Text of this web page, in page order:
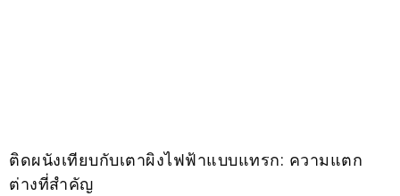
ติดผนังเทียบกับเตาผิงไฟฟ้าแบบแทรก: ความแตก
ต่างที่สำคัญ